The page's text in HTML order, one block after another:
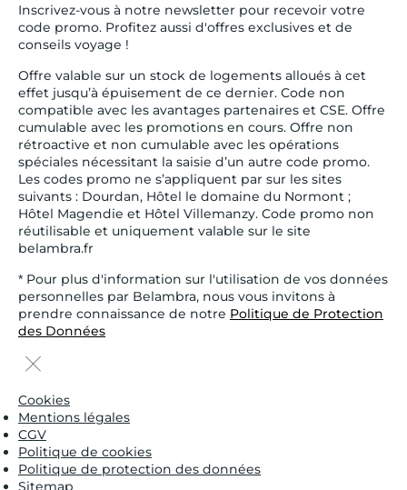
Inscrivez-vous à notre newsletter pour recevoir votre
code promo. Profitez aussi d'offres exclusives et de
conseils voyage !
Offre valable sur un stock de logements alloués à cet
effet jusqu’à épuisement de ce dernier. Code non
compatible avec les avantages partenaires et CSE. Offre
cumulable avec les promotions en cours. Offre non
rétroactive et non cumulable avec les opérations
spéciales nécessitant la saisie d’un autre code promo.
Les codes promo ne s’appliquent par sur les sites
suivants : Dourdan, Hôtel le domaine du Normont ;
Hôtel Magendie et Hôtel Villemanzy. Code promo non
réutilisable et uniquement valable sur le site
belambra.fr
* Pour plus d'information sur l'utilisation de vos données
personnelles par Belambra, nous vous invitons à
prendre connaissance de notre Politique de Protection
des Données
Cookies
Mentions légales
CGV
Politique de cookies
Politique de protection des données
Sitemap